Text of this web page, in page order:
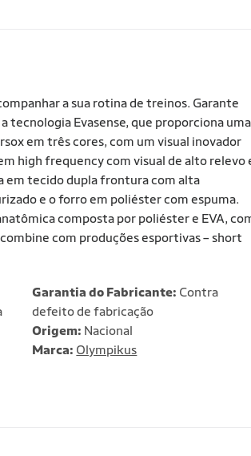
a sua rotina de treinos. Garante
Evasense, que proporciona uma
em três cores, com um visual inovador
high frequency com visual de alto relevo
em tecido dupla frontura com alta
e o forro em poliéster com espuma.
composta por poliéster e EVA,
com produções esportivas – short
Garantia do Fabricante: Contra
defeito de fabricação
Origem: Nacional
Marca: Olympikus